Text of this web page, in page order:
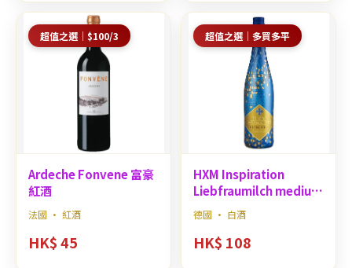
超值之選｜$100/3
Ardeche Fonvene 富豪
紅酒
法國 · 紅酒
HK$ 45
超值之選｜多買多平
HXM Inspiration
Liebfraumilch medium
sweet
德國 · 白酒
HK$ 108